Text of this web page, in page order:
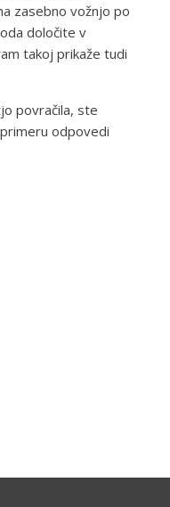
zasebno vožnjo po
določite v
takoj prikaže tudi
povračila, ste
odpovedi